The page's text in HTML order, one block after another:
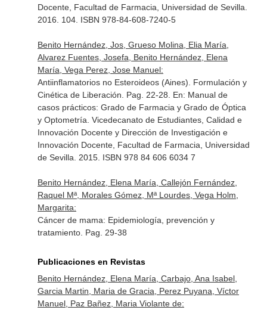
Docente, Facultad de Farmacia, Universidad de Sevilla.
2016. 104. ISBN 978-84-608-7240-5
Benito Hernández, Jos, Grueso Molina, Elia María,
Alvarez Fuentes, Josefa, Benito Hernández, Elena
María, Vega Perez, Jose Manuel:
Antiinflamatorios no Esteroideos (Aines). Formulación y
Cinética de Liberación. Pag. 22-28. En: Manual de
casos prácticos: Grado de Farmacia y Grado de Óptica
y Optometría . Vicedecanato de Estudiantes, Calidad e
Innovación Docente y Dirección de Investigación e
Innovación Docente, Facultad de Farmacia, Universidad
de Sevilla. 2015. ISBN 978 84 606 6034 7
Benito Hernández, Elena María, Callejón Fernández,
Raquel Mª, Morales Gómez, Mª Lourdes, Vega Holm,
Margarita:
Cáncer de mama: Epidemiología, prevención y
tratamiento. Pag. 29-38
Publicaciones en Revistas
Benito Hernández, Elena María, Carbajo, Ana Isabel,
Garcia Martin, Maria de Gracia, Perez Puyana, Víctor
Manuel, Paz Bañez, Maria Violante de: